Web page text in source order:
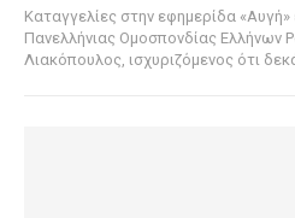
Καταγγελίες στην εφημερίδα
Πανελλήνιας Ομοσπονδίας Ελλήνων
Λιακόπουλος, ισχυριζόμενος ότι